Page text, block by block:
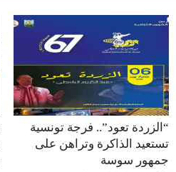
“الزردة تعود”.. فرجة تونسية
تستعيد الذاكرة وتراهن على
جمهور سوسة